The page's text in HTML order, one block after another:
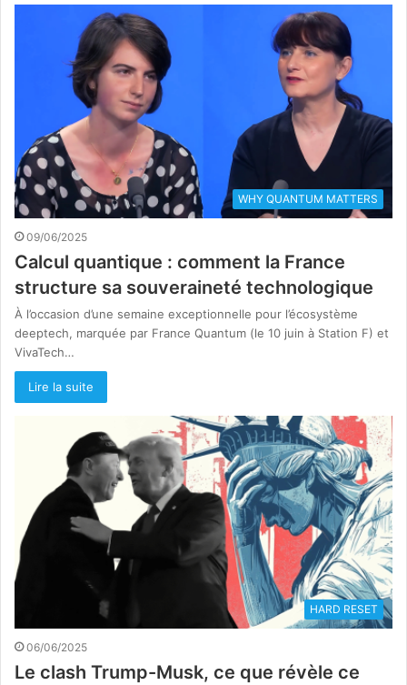
WHY QUANTUM MATTERS
09/06/2025
Calcul quantique : comment la France
structure sa souveraineté technologique
À l’occasion d’une semaine exceptionnelle pour l’écosystème
deeptech, marquée par France Quantum (le 10 juin à Station F) et
VivaTech…
Lire la suite
HARD RESET
06/06/2025
Le clash Trump-Musk, ce que révèle ce